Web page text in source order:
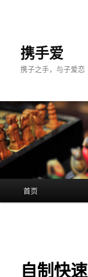
携手爱
携子之手，与子爱恋
首页
自制快